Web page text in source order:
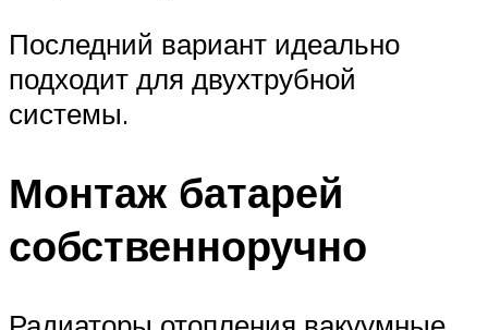
Последний вариант идеально
подходит для двухтрубной
системы.
Монтаж батарей
собственноручно